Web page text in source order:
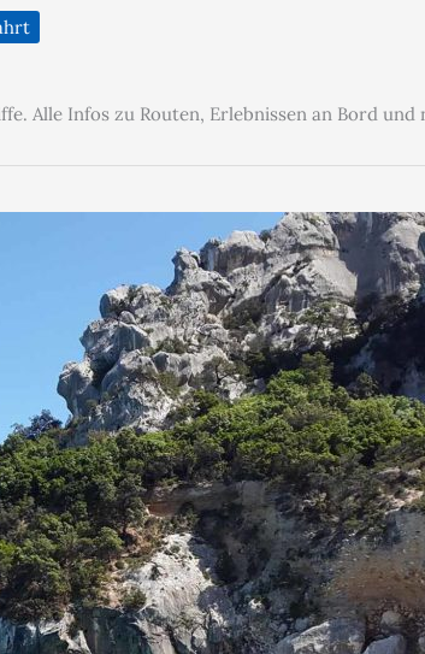
Alle Infos zu Routen, Erlebnissen an Bord und